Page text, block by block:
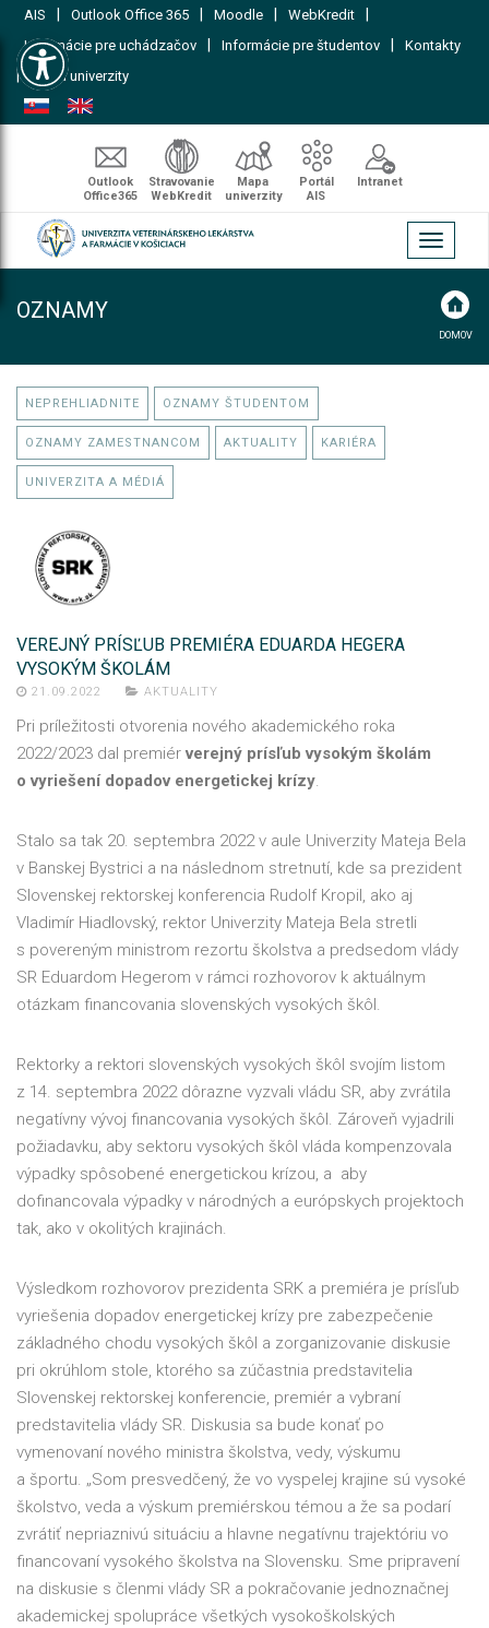
Open toolbar
AIS Outlook Office 365 Moodle WebKredit
Informácie pre uchádzačov Informácie pre študentov Kontakty
| Mapa univerzity
Outlook
Office365
Stravovanie
WebKredit
Mapa
univerzity
Portál
AIS
Intranet
Toggle
OZNAMY
DOMOV
NEPREHLIADNITE OZNAMY ŠTUDENTOM
OZNAMY ZAMESTNANCOM AKTUALITY KARIÉRA
UNIVERZITA A MÉDIÁ
VEREJNÝ PRÍSĽUB PREMIÉRA EDUARDA HEGERA
VYSOKÝM ŠKOLÁM
21.09.2022 AKTUALITY
Pri príležitosti otvorenia nového akademického roka
2022/2023 dal premiérverejný prísľub vysokým školám
o vyriešení dopadov energetickej krízy.
Stalo sa tak 20. septembra 2022 v aule Univerzity Mateja Bela
v Banskej Bystrici a na následnom stretnutí, kde sa prezident
Slovenskej rektorskej konferencia Rudolf Kropil, ako aj
Vladimír Hiadlovský, rektor Univerzity Mateja Bela stretli
s povereným ministrom rezortu školstva a predsedom vlády
SR Eduardom Hegerom v rámci rozhovorov k aktuálnym
otázkam financovania slovenských vysokých škôl.
Rektorky a rektori slovenských vysokých škôl svojím listom
z 14. septembra 2022 dôrazne vyzvali vládu SR, aby zvrátila
negatívny vývoj financovania vysokých škôl. Zároveň vyjadrili
požiadavku, aby sektoru vysokých škôl vláda kompenzovala
výpadky spôsobené energetickou krízou, a aby
dofinancovala výpadky v národných a európskych projektoch
tak, ako v okolitých krajinách.
Výsledkom rozhovorov prezidenta SRK a premiéra je prísľub
vyriešenia dopadov energetickej krízy pre zabezpečenie
základného chodu vysokých škôl a zorganizovanie diskusie
pri okrúhlom stole, ktorého sa zúčastnia predstavitelia
Slovenskej rektorskej konferencie, premiér a vybraní
predstavitelia vlády SR. Diskusia sa bude konať po
vymenovaní nového ministra školstva, vedy, výskumu
a športu. „Som presvedčený, že vo vyspelej krajine sú vysoké
školstvo, veda a výskum premiérskou témou a že sa podarí
zvrátiť nepriaznivú situáciu a hlavne negatívnu trajektóriu vo
financovaní vysokého školstva na Slovensku. Sme pripravení
na diskusie s členmi vlády SR a pokračovanie jednoznačnej
akademickej spolupráce všetkých vysokoškolských